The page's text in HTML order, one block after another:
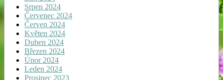
Srpen 2024
Červenec 2024
Červen 2024
Květen 2024
Duben 2024
Březen 2024
Únor 2024
Leden 2024
Prosinec 2023